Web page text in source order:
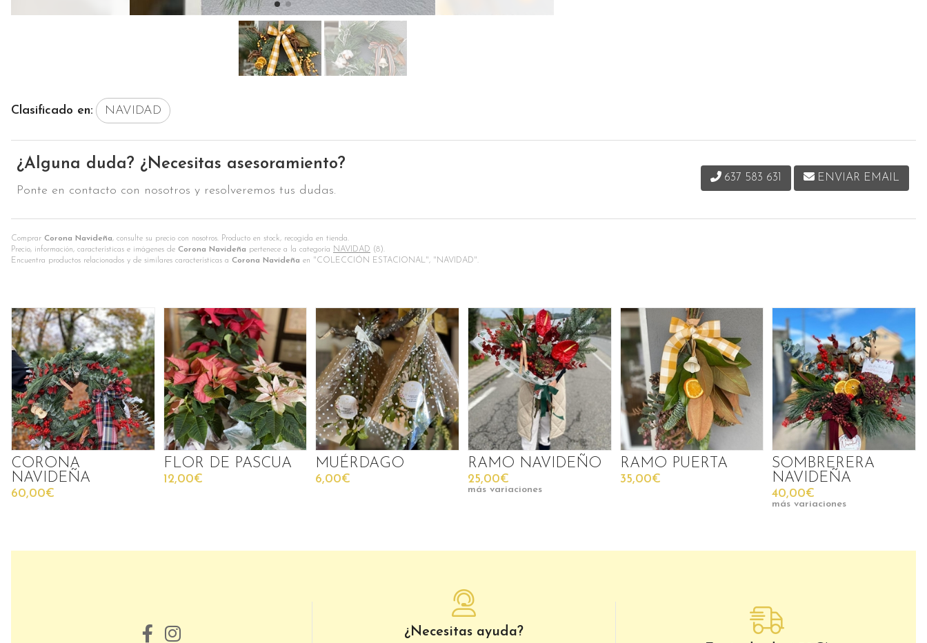
Comprar Corona Navideña, consulte su precio con nosotros. Producto en stock, recogida en tienda.
Precio, información, características e imágenes de Corona Navideña pertenece a la categoría NAVIDAD (8).
Encuentra productos relacionados y de similares características a Corona Navideña en "COLECCIÓN ESTACIONAL", "NAVIDAD".
Clasificado en: NAVIDAD
¿Alguna duda? ¿Necesitas asesoramiento?
Ponte en contacto con nosotros y resolveremos tus dudas.
637 583 631 ENVIAR EMAIL
CORONA
NAVIDEÑA
60,00€
FLOR DE PASCUA
12,00€
MUÉRDAGO
6,00€
RAMO NAVIDEÑO
25,00€
más variaciones
RAMO PUERTA
35,00€
SOMBRERERA
NAVIDEÑA
40,00€
más variaciones
¿Necesitas ayuda?